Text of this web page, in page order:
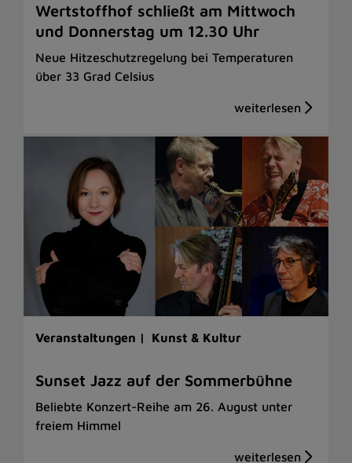
Wertstoffhof schließt am Mittwoch
und Donnerstag um 12.30 Uhr
Neue Hitzeschutzregelung bei Temperaturen
über 33 Grad Celsius
Veranstaltungen | Kunst & Kultur
Sunset Jazz auf der Sommerbühne
Beliebte Konzert-Reihe am 26. August unter
freiem Himmel